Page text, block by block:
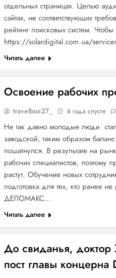
отдельных страницах. Целью
сайтах, не соответствующих
рейтинг поисковых систем.
https://solardigital.com.ua/
Читать далее
Освоение рабочих
travelbox27_ 4 года спустя
Не так давно молодые люди
заводской, таким образом
пошатнулся. В результате на
рабочих специалистов, поэтому
растут. Обучение новых
подготовка для тех, кто ранее
ДЕЛОМАКС…
Читать далее
До свиданья, доктор
пост главы концерна